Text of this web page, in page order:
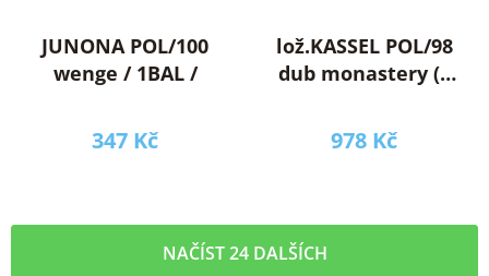
JUNONA POL/100
wenge / 1BAL /
347 Kč
lož.KASSEL POL/98
dub monastery (2
skříně SZF/270
978 Kč
NAČÍST 24 DALŠÍCH